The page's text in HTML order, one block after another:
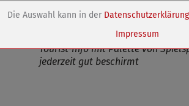
Tourist-Info mit Palette von
jederzeit gut beschirmt
Cookies.
Die Auswahl kann in der Datenschutzerklärung
Impressum